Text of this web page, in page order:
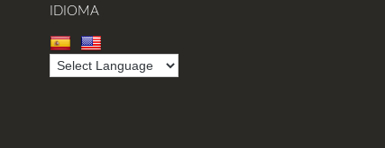
IDIOMA